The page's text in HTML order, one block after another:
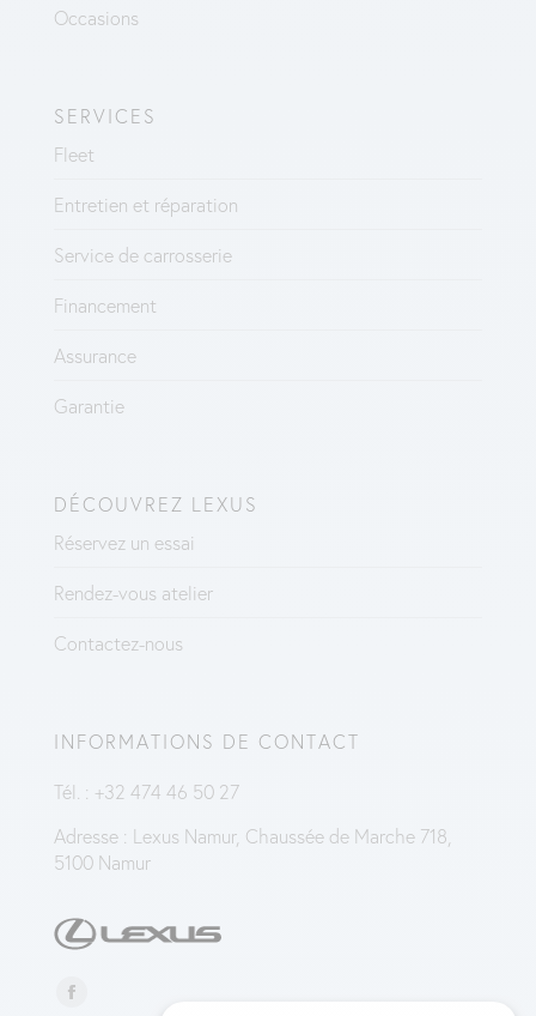
Occasions
SERVICES
Fleet
Entretien et réparation
Service de carrosserie
Financement
Assurance
Garantie
DÉCOUVREZ LEXUS
Réservez un essai
Rendez-vous atelier
Contactez-nous
INFORMATIONS DE CONTACT
Tél. : +32 474 46 50 27
Adresse : Lexus Namur, Chaussée de Marche 718,
5100 Namur
Trouvez nous sur :
La